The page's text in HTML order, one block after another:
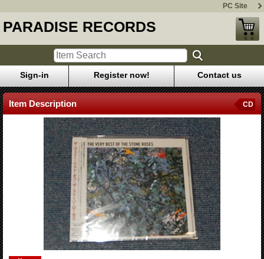
PC Site
PARADISE RECORDS
Sign-in Register now! Contact us
Item Description CD